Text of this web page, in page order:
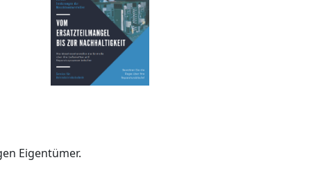
Eigentümer.